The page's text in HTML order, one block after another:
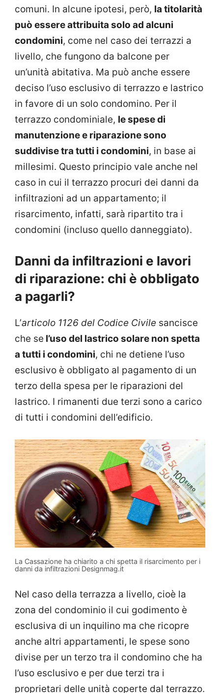
comuni. In alcune ipotesi, però, la titolarità
può essere attribuita solo ad alcuni
condomini, come nel caso dei terrazzi a
livello, che fungono da balcone per
un’unità abitativa. Ma può anche essere
deciso l’uso esclusivo di terrazzo e lastrico
in favore di un solo condomino. Per il
terrazzo condominiale, le spese di
manutenzione e riparazione sono
suddivise tra tutti i condomini, in base ai
millesimi. Questo principio vale anche nel
caso in cui il terrazzo procuri dei danni da
infiltrazioni ad un appartamento; il
risarcimento, infatti, sarà ripartito tra i
condomini (incluso quello danneggiato).
Danni da infiltrazioni e lavori
di riparazione: chi è obbligato
a pagarli?
L’articolo 1126 del Codice Civile sancisce
che se l’uso del lastrico solare non spetta
a tutti i condomini, chi ne detiene l’uso
esclusivo è obbligato al pagamento di un
terzo della spesa per le riparazioni del
lastrico. I rimanenti due terzi sono a carico
di tutti i condomini dell’edificio.
La Cassazione ha chiarito a chi spetta il risarcimento per i
danni da infiltrazioni Designmag.it
Nel caso della terrazza a livello, cioè la
zona del condominio il cui godimento è
esclusiva di un inquilino ma che ricopre
anche altri appartamenti, le spese sono
divise per un terzo tra il condomino che ha
l’uso esclusivo e per due terzi tra i
proprietari delle unità coperte dal terrazzo.